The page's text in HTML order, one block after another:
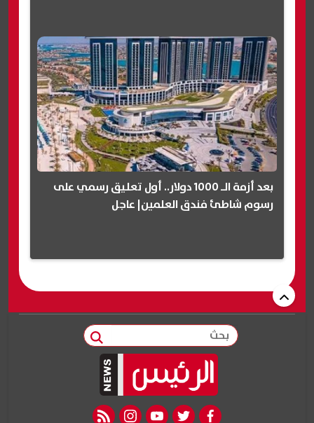
بعد أزمة الـ 1000 دولار.. أول تعليق رسمي على
رسوم شاطئ فندق العلمين| عاجل
بحث